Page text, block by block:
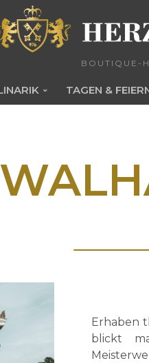
BOUTIQUE-
TAGEN &
Erhaben
blickt